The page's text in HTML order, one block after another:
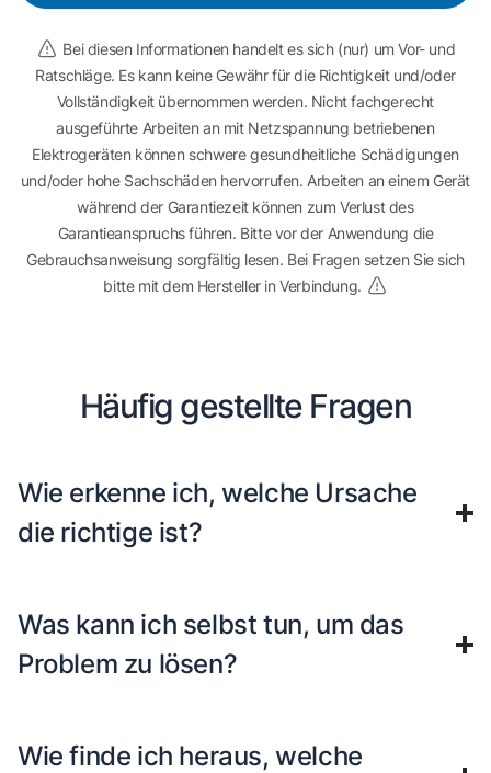
Bei diesen Informationen handelt es sich (nur) um Vor- und
Ratschläge. Es kann keine Gewähr für die Richtigkeit und/oder
Vollständigkeit übernommen werden. Nicht fachgerecht
ausgeführte Arbeiten an mit Netzspannung betriebenen
Elektrogeräten können schwere gesundheitliche Schädigungen
und/oder hohe Sachschäden hervorrufen. Arbeiten an einem Gerät
während der Garantiezeit können zum Verlust des
Garantieanspruchs führen. Bitte vor der Anwendung die
Gebrauchsanweisung sorgfältig lesen. Bei Fragen setzen Sie sich
bitte mit dem Hersteller in Verbindung.
Häufig gestellte Fragen
Wie erkenne ich, welche Ursache
die richtige ist?
Was kann ich selbst tun, um das
Problem zu lösen?
Wie finde ich heraus, welche